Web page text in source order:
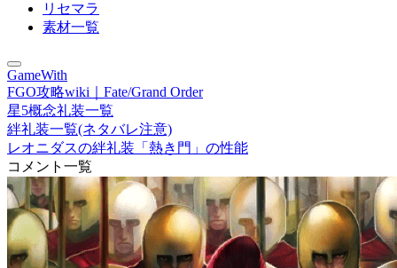
リセマラ
素材一覧
GameWith
FGO攻略wiki｜Fate/Grand Order
星5概念礼装一覧
絆礼装一覧(ネタバレ注意)
レオニダスの絆礼装「熱き門」の性能
コメント一覧